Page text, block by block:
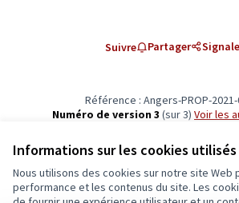
Informations sur les cookies
Nous utilisons des cookies sur notre site Web
performance et les contenus du site. Les
Suivre Partager
Référence : Angers-PROP-
Numéro de version 3 (sur 3)
voir les
Conditions d'utilisation
Paramètres des cookies